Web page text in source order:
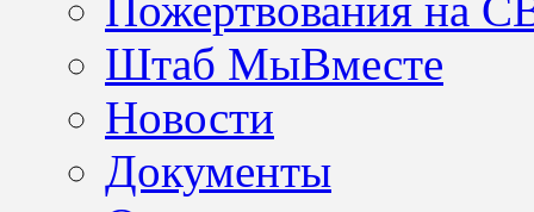
Штаб МыВместе
Новости
Документы